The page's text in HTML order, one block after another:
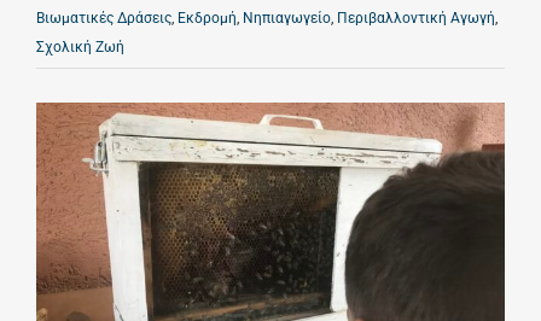
Βιωματικές Δράσεις, Εκδρομή, Νηπιαγωγείο, Περιβαλλοντική Αγωγή,
Σχολική Ζωή